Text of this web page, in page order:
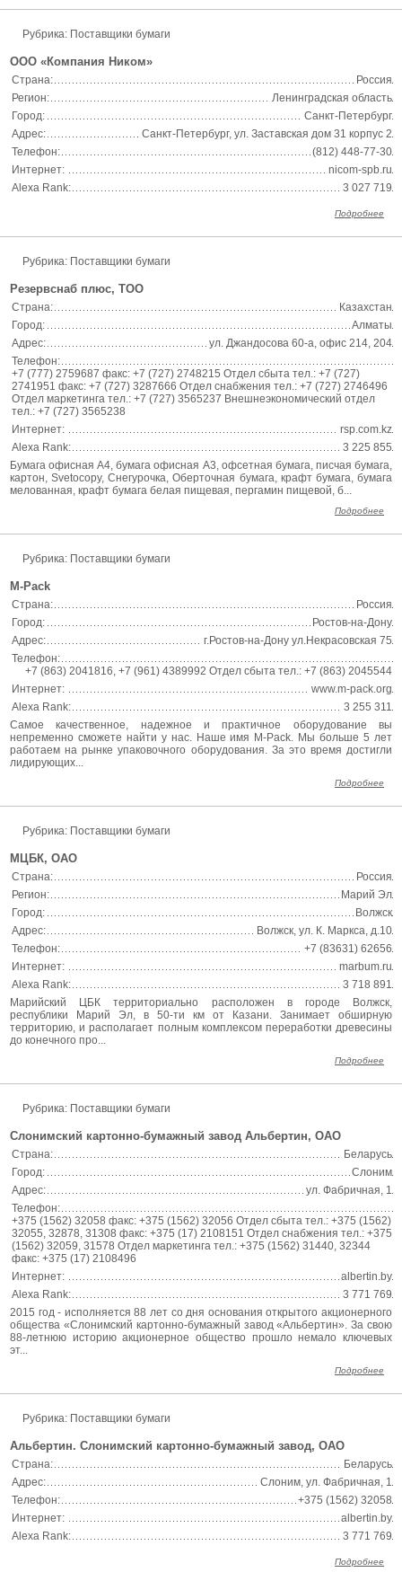
Рубрика: Поставщики бумаги
ООО «Компания Ником»
Страна:
Россия
Регион:
Ленинградская область
Город:
Санкт-Петербург
Адрес:
Санкт-Петербург, ул. Заставская дом 31 корпус 2
Телефон:
(812) 448-77-30
Интернет:
nicom-spb.ru
Alexa Rank:
3 027 719
Подробнее
Рубрика: Поставщики бумаги
Резервснаб плюс, ТОО
Страна:
Казахстан
Город:
Алматы
Адрес:
ул. Джандосова 60-а, офис 214, 204
Телефон:
+7 (777) 2759687 факс: +7 (727) 2748215 Отдел сбыта тел.: +7 (727)
2741951 факс: +7 (727) 3287666 Отдел снабжения тел.: +7 (727) 2746496
Отдел маркетинга тел.: +7 (727) 3565237 Внешнеэкономический отдел
тел.: +7 (727) 3565238
Интернет:
rsp.com.kz
Alexa Rank:
3 225 855
Бумага офисная А4, бумага офисная А3, офсетная бумага, писчая бумага,
картон, Svetocopy, Снегурочка, Оберточная бумага, крафт бумага, бумага
мелованная, крафт бумага белая пищевая, пергамин пищевой, б...
Подробнее
Рубрика: Поставщики бумаги
M-Pack
Страна:
Россия
Город:
Ростов-на-Дону
Адрес:
г.Ростов-на-Дону ул.Некрасовская 75
Телефон:
+7 (863) 2041816, +7 (961) 4389992 Отдел сбыта тел.: +7 (863) 2045544
Интернет:
www.m-pack.org
Alexa Rank:
3 255 311
Самое качественное, надежное и практичное оборудование вы
непременно сможете найти у нас. Наше имя M-Pack. Мы больше 5 лет
работаем на рынке упаковочного оборудования. За это время достигли
лидирующих...
Подробнее
Рубрика: Поставщики бумаги
МЦБК, ОАО
Страна:
Россия
Регион:
Марий Эл
Город:
Волжск
Адрес:
Волжск, ул. К. Маркса, д.10
Телефон:
+7 (83631) 62656
Интернет:
marbum.ru
Alexa Rank:
3 718 891
Марийский ЦБК территориально расположен в городе Волжск,
республики Марий Эл, в 50-ти км от Казани. Занимает обширную
территорию, и располагает полным комплексом переработки древесины
до конечного про...
Подробнее
Рубрика: Поставщики бумаги
Слонимский картонно-бумажный завод Альбертин, ОАО
Страна:
Беларусь
Город:
Слоним
Адрес:
ул. Фабричная, 1
Телефон:
+375 (1562) 32058 факс: +375 (1562) 32056 Отдел сбыта тел.: +375 (1562)
32055, 32878, 31308 факс: +375 (17) 2108151 Отдел снабжения тел.: +375
(1562) 32059, 31578 Отдел маркетинга тел.: +375 (1562) 31440, 32344
факс: +375 (17) 2108496
Интернет:
albertin.by
Alexa Rank:
3 771 769
2015 год - исполняется 88 лет со дня основания открытого акционерного
общества «Слонимский картонно-бумажный завод «Альбертин». За свою
88-летнюю историю акционерное общество прошло немало ключевых
эт...
Подробнее
Рубрика: Поставщики бумаги
Альбертин. Слонимский картонно-бумажный завод, ОАО
Страна:
Беларусь
Адрес:
Слоним, ул. Фабричная, 1
Телефон:
+375 (1562) 32058
Интернет:
albertin.by
Alexa Rank:
3 771 769
Подробнее